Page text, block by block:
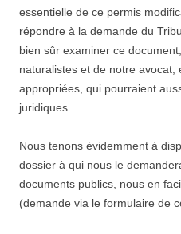
essentielle de ce permis
répondre à la demande du
bien sûr examiner ce
naturalistes et de notre
appropriées, qui pourraient
juridiques.
Nous tenons évidemment à
dossier à qui nous le
documents publics, nous en
(demande via le formulaire de